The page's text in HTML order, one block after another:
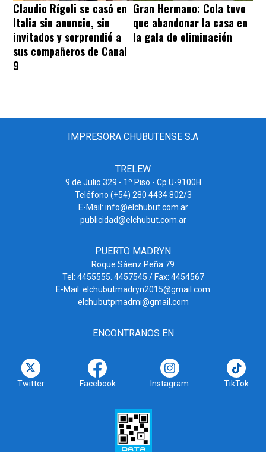
Claudio Rígoli se casó en
Italia sin anuncio, sin
invitados y sorprendió a
sus compañeros de Canal
9
Gran Hermano: Cola tuvo
que abandonar la casa en
la gala de eliminación
IMPRESORA CHUBUTENSE S.A
TRELEW
9 de Julio 329 - 1º Piso - Cp U-9100H
Teléfono (+54) 280 4434 802/3
E-Mail: info@elchubut.com.ar
publicidad@elchubut.com.ar
PUERTO MADRYN
Roque Sáenz Peña 79
Tel: 4455555. 4457545 / Fax: 4454567
E-Mail: elchubutmadryn2015@gmail.com
elchubutpmadmi@gmail.com
ENCONTRANOS EN
Twitter Facebook Instagram TikTok